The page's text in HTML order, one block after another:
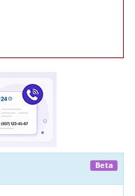
Beta